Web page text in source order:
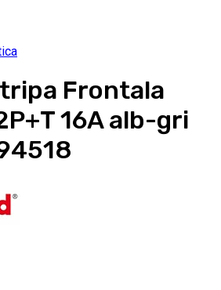
Frontala
16A alb-gri